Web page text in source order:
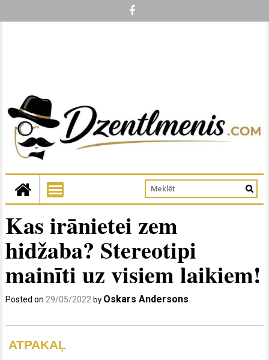
Kas irānietei zem
hidžaba? Stereotipi
mainīti uz visiem laikiem!
Posted on29/05/2022 by Oskars Andersons
ATPAKAĻ